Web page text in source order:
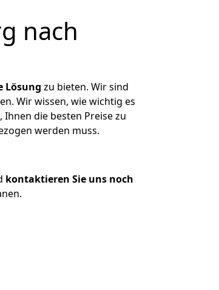
nach
Lösung zu bieten. Wir sind
Wir wissen, wie wichtig es
die besten Preise zu
werden muss.
kontaktieren Sie uns noch